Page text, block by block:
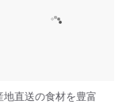
直送の食材を豊富